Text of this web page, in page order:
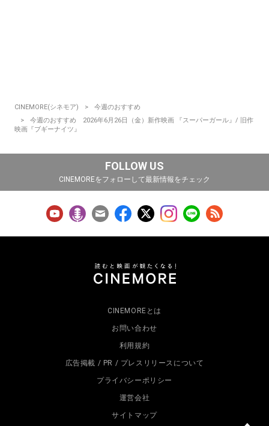
CINEMORE(シネモア)
今週のおすすめ
今週のおすすめ 2026年6月26日（金）新作映画 『スーパーガール』/ 旧作
映画『ブギーナイツ』
FOLLOW US
CINEMOREをフォローして最新情報をチェック
CINEMOREとは
お問い合わせ
利用規約
広告掲載 / PR / プレスリリースについて
プライバシーポリシー
運営会社
サイトマップ